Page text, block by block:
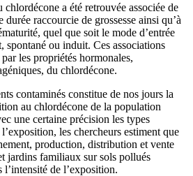
a été retrouvée associée de
raccourcie de grossesse ainsi qu’à
quel que soit le mode d’entrée
spontané ou induit. Ces associations
les propriétés hormonales,
du chlordécone.
contaminés constitue de nos jours la
au chlordécone de la population
une certaine précision les types
les chercheurs estiment que
production, distribution et vente
jardins familiaux sur sols pollués
de l’exposition.